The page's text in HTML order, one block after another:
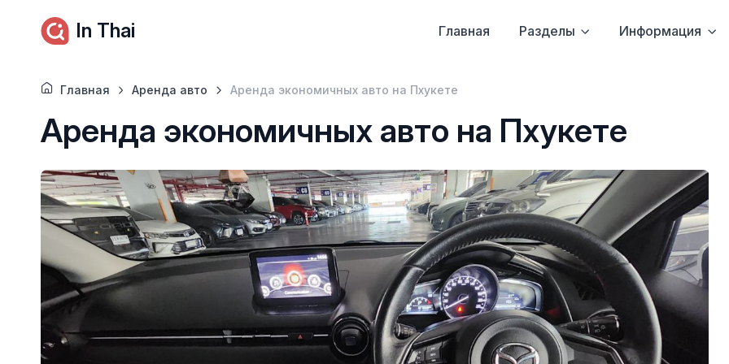
In Thai Главная Разделы Информация
Главная Аренда авто Аренда экономичных авто на Пхукете
Аренда экономичных авто на Пхукете